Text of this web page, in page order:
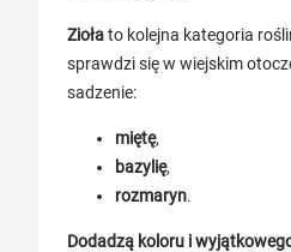
Ziołato kolejna kategoria
sprawdzi się w wiejskim
sadzenie:
miętę,
bazylię,
rozmaryn.
Dodadzą koloru i